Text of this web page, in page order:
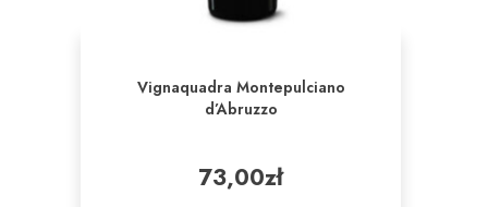
Vignaquadra Montepulciano
d’Abruzzo
73,00zł